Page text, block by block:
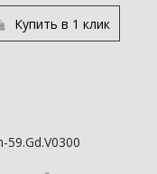
Купить в 1 клик
59.Gd.V0300